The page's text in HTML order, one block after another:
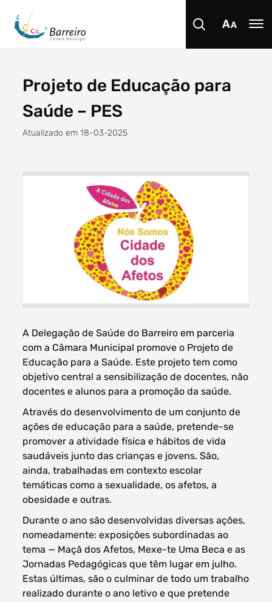
Procurar
Tipo de conteúdo
Filtro dos anos
Filtros dos meses
data
procurar
Projeto de Educação para
Saúde – PES
Atualizado em 18-03-2025
A Delegação de Saúde do Barreiro em parceria
com a Câmara Municipal promove o Projeto de
Educação para a Saúde. Este projeto tem como
objetivo central a sensibilização de docentes, não
docentes e alunos para a promoção da saúde.
Através do desenvolvimento de um conjunto de
ações de educação para a saúde, pretende-se
promover a atividade física e hábitos de vida
saudáveis junto das crianças e jovens. São,
ainda, trabalhadas em contexto escolar
temáticas como a sexualidade, os afetos, a
obesidade e outras.
Durante o ano são desenvolvidas diversas ações,
nomeadamente: exposições subordinadas ao
tema — Maçã dos Afetos, Mexe-te Uma Beca e as
Jornadas Pedagógicas que têm lugar em julho.
Estas últimas, são o culminar de todo um trabalho
realizado durante o ano letivo e que pretende